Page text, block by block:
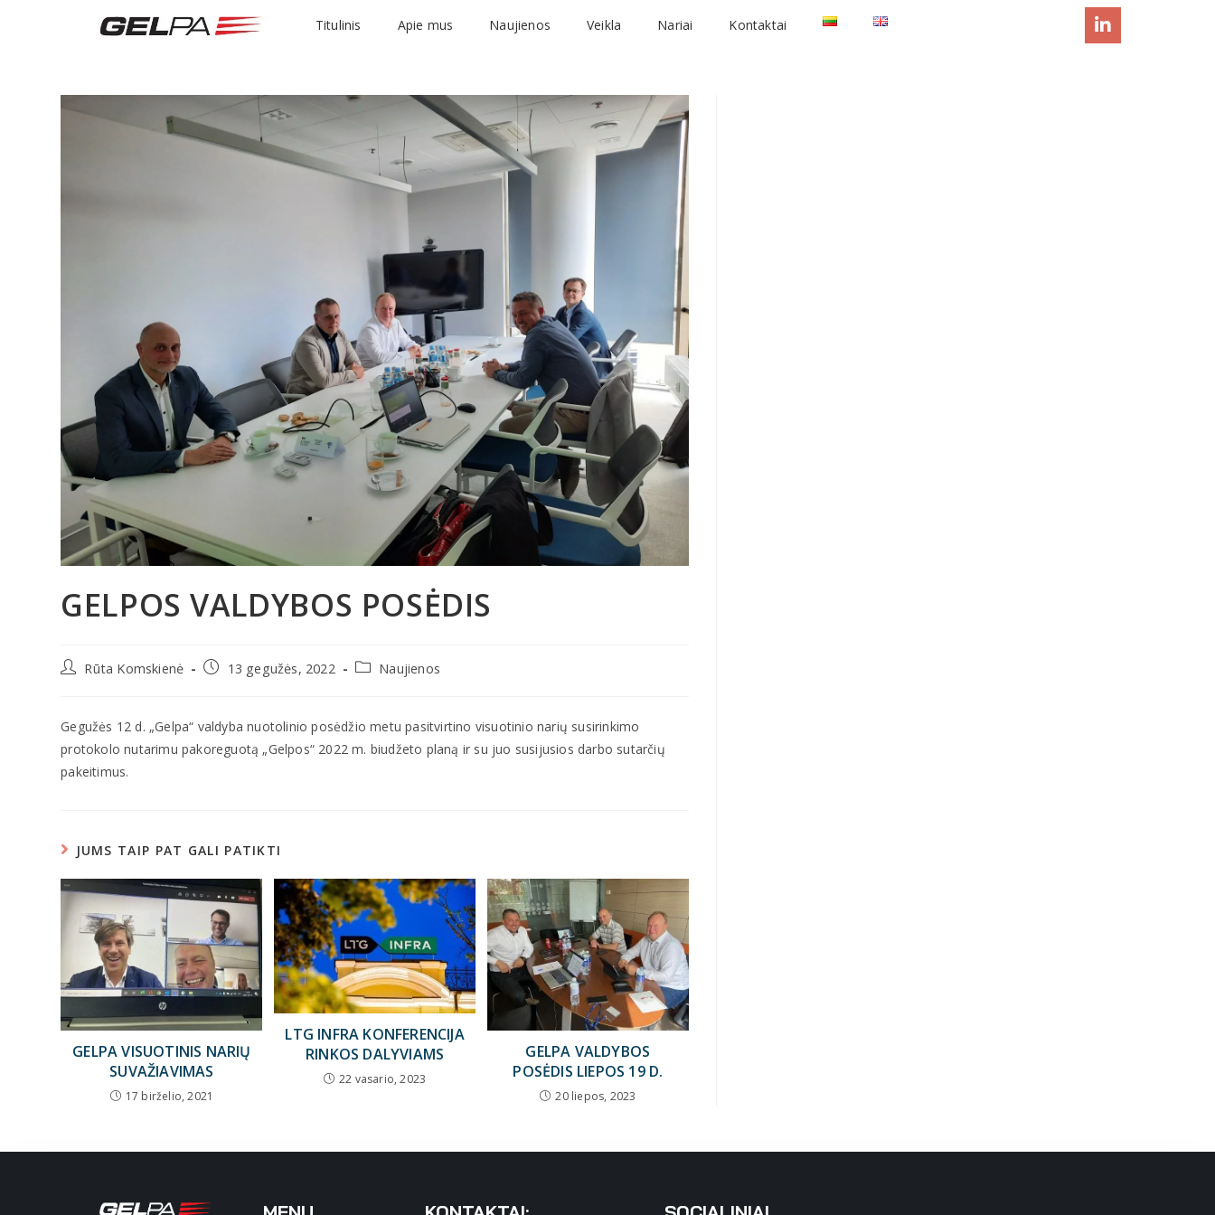
Titulinis Apie mus Naujienos Veikla Nariai Kontaktai
GELPOS VALDYBOS POSĖDIS
Rūta Komskienė 13 gegužės, 2022 Naujienos
Gegužės 12 d. „Gelpa“ valdyba nuotolinio posėdžio metu pasitvirtino visuotinio narių susirinkimo
protokolo nutarimu pakoreguotą „Gelpos“ 2022 m. biudžeto planą ir su juo susijusios darbo sutarčių
pakeitimus.
JUMS TAIP PAT GALI PATIKTI
GELPA VISUOTINIS NARIŲ
SUVAŽIAVIMAS
17 birželio, 2021
LTG INFRA KONFERENCIJA
RINKOS DALYVIAMS
22 vasario, 2023
GELPA VALDYBOS
POSĖDIS LIEPOS 19 D.
20 liepos, 2023